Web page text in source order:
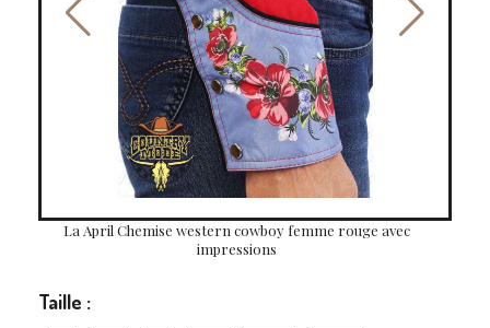
La April Chemise western cowboy femme rouge avec
impressions
Taille :